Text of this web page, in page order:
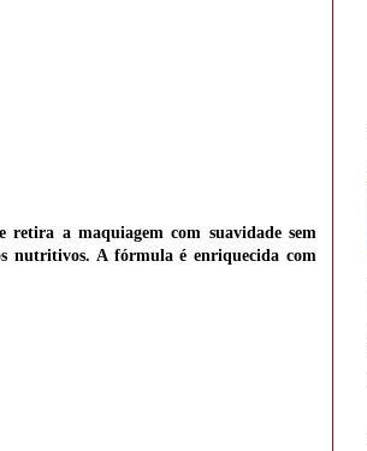
retira a maquiagem com suavidade sem
nutritivos. A fórmula é enriquecida com